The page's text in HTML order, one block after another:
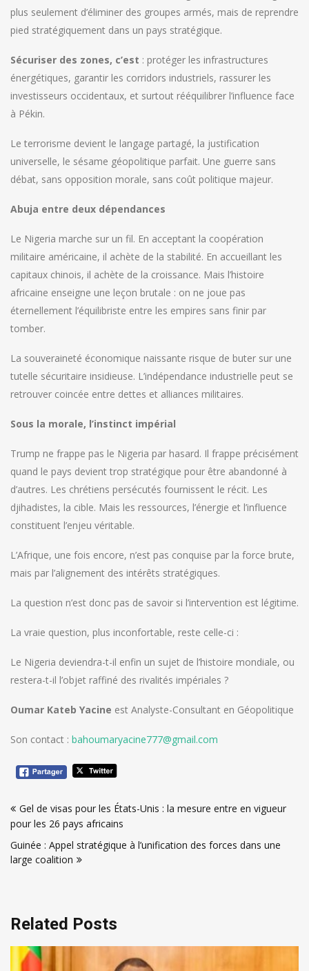
plus seulement d’éliminer des groupes armés, mais de reprendre
pied stratégiquement dans un pays stratégique.
Sécuriser des zones, c’est : protéger les infrastructures
énergétiques, garantir les corridors industriels, rassurer les
investisseurs occidentaux, et surtout rééquilibrer l’influence face
à Pékin.
Le terrorisme devient le langage partagé, la justification
universelle, le sésame géopolitique parfait. Une guerre sans
débat, sans opposition morale, sans coût politique majeur.
Abuja entre deux dépendances
Le Nigeria marche sur un fil. En acceptant la coopération
militaire américaine, il achète de la stabilité. En accueillant les
capitaux chinois, il achète de la croissance. Mais l’histoire
africaine enseigne une leçon brutale : on ne joue pas
éternellement l’équilibriste entre les empires sans finir par
tomber.
La souveraineté économique naissante risque de buter sur une
tutelle sécuritaire insidieuse. L’indépendance industrielle peut se
retrouver coincée entre dettes et alliances militaires.
Sous la morale, l’instinct impérial
Trump ne frappe pas le Nigeria par hasard. Il frappe précisément
quand le pays devient trop stratégique pour être abandonné à
d’autres. Les chrétiens persécutés fournissent le récit. Les
djihadistes, la cible. Mais les ressources, l’énergie et l’influence
constituent l’enjeu véritable.
L’Afrique, une fois encore, n’est pas conquise par la force brute,
mais par l’alignement des intérêts stratégiques.
La question n’est donc pas de savoir si l’intervention est légitime.
La vraie question, plus inconfortable, reste celle-ci :
Le Nigeria deviendra-t-il enfin un sujet de l’histoire mondiale, ou
restera-t-il l’objet raffiné des rivalités impériales ?
Oumar Kateb Yacine est Analyste-Consultant en Géopolitique
Son contact : bahoumaryacine777@gmail.com
de
l’article
Gel de visas pour les États-Unis : la mesure entre en vigueur
pour les 26 pays africains
Guinée : Appel stratégique à l’unification des forces dans une
large coalition
Related Posts